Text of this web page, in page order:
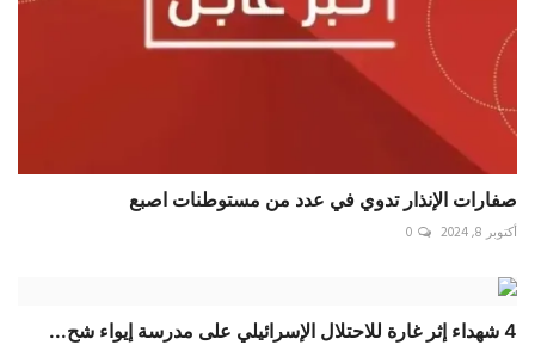
صفارات الإنذار تدوي في عدد من مستوطنات اصبع
أكتوبر 8, 2024 0
4 شهداء إثر غارة للاحتلال الإسرائيلي على مدرسة إيواء شح...